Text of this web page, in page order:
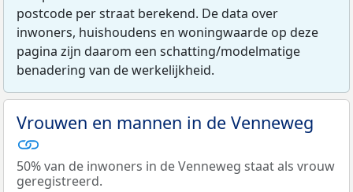
postcode per straat berekend. De data over
inwoners, huishoudens en woningwaarde op deze
pagina zijn daarom een schatting/modelmatige
benadering van de werkelijkheid.
Vrouwen en mannen in de Venneweg
50% van de inwoners in de Venneweg staat als vrouw
geregistreerd.